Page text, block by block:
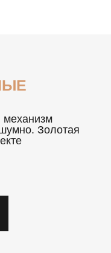
механизм
Золотая